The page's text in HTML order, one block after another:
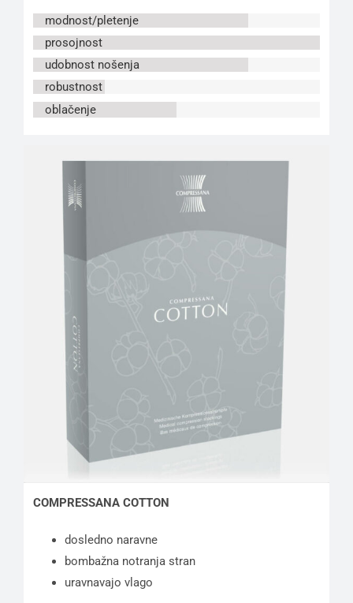
modnost/pletenje
prosojnost
udobnost nošenja
robustnost
oblačenje
COMPRESSANA COTTON
dosledno naravne
bombažna notranja stran
uravnavajo vlago